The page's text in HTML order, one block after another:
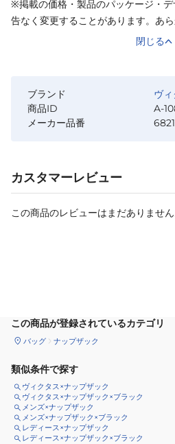
※掲載の価格・製品のパッケージ・
告なく変更することがあります。あら
閉じる
ブランド
ヴ
商品ID
A-
メーカー品番
カスタマーレビュー
この商品のレビューはまだありません
この商品が登録されているカテゴリ
バッグ ナップザック
類似条件で探す
ヴィクタス×ナップザック
ヴィクタス×ナップザック×ブラック
メンズ×ナップザック
メンズ×ナップザック×ブラック
レディース×ナップザック
レディース×ナップザック×ブラック